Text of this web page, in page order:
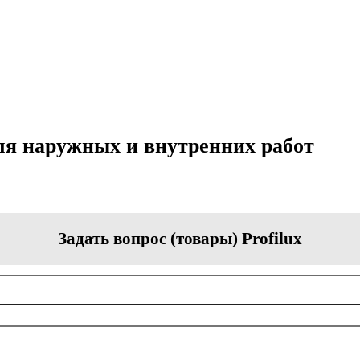
наружных и внутренних работ
Задать вопрос (товары) Profilux